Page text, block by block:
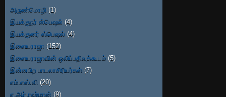
அருண்மொழி (1)
இயக்குநர் ஸ்பெஷல் (4)
இயக்குனர் ஸ்பெஷல் (4)
இளையராஜா (152)
இளையராஜாவின் ஒலிப்பதிவுக்கூடம் (5)
இன்னபிற பாடலாசிரியர்கள் (7)
எம்.எஸ்.வி (20)
ஏ.ஆர்.ரஹ்மான் (9)